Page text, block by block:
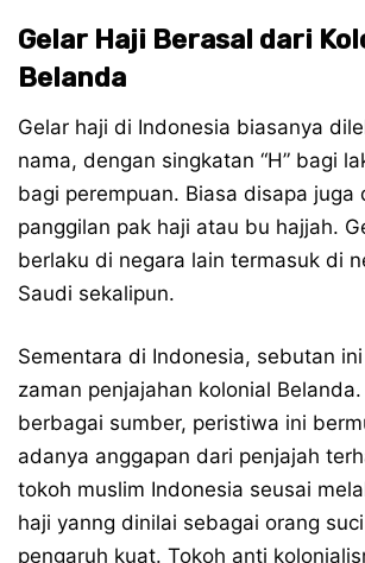
Gelar Haji Berasal dari
Belanda
Gelar haji di Indonesia biasanya
nama, dengan singkatan “H” bagi
bagi perempuan. Biasa disapa juga
panggilan pak haji atau bu hajjah.
berlaku di negara lain termasuk di
Saudi sekalipun.
Sementara di Indonesia, sebutan
zaman penjajahan kolonial
berbagai sumber, peristiwa ini
adanya anggapan dari penjajah
tokoh muslim Indonesia seusai
haji yanng dinilai sebagai orang
pengaruh kuat. Tokoh anti